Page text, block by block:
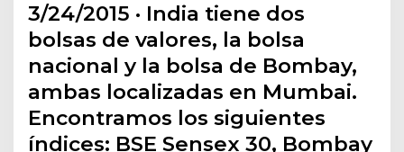
3/24/2015 · India tiene dos
bolsas de valores, la bolsa
nacional y la bolsa de Bombay,
ambas localizadas en Mumbai.
Encontramos los siguientes
índices: BSE Sensex 30, Bombay